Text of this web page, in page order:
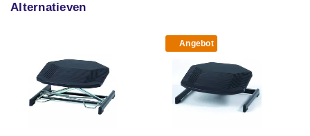
Alternatieven
Angebot